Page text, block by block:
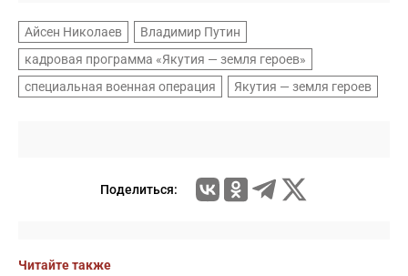
Айсен Николаев
Владимир Путин
кадровая программа «Якутия — земля героев»
специальная военная операция
Якутия — земля героев
Поделиться:
Читайте также